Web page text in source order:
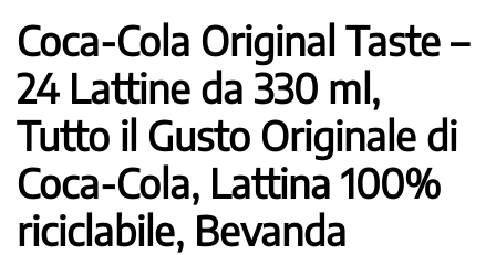
Analcolica
quantity
Coca-Cola Original Taste –
24 Lattine da 330 ml,
Tutto il Gusto Originale di
Coca-Cola, Lattina 100%
riciclabile, Bevanda